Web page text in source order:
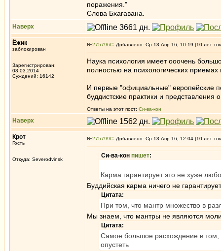
поражения."
Слова Бхагавана.
Наверх
Ёжик
заблокирован
Зарегистрирован:
08.03.2014
Суждений: 16142
№275796 Добавлено: Ср 13 Апр 16, 10:19 (10 лет
Наука психология имеет ооочень
полностью на психологических приемах
И первые "официальные" европейские
буддистские практики и представления
Ответы на этот пост: Си-ва-кон
Наверх
Крот
Гость
Откуда: Severodvinsk
№275799 Добавлено: Ср 13 Апр 16, 12:04 (10 лет
Си-ва-кон пишет:
Карма гарантирует это не хуже
Буддийская карма ничего не
Цитата:
При том, что мантр множество в
Мы знаем, что мантры не являются
Цитата:
Самое большое расхождение в том,
опустеть